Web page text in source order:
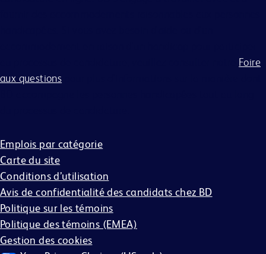
Foire
aux questions
Emplois par catégorie
Carte du site
Conditions d’utilisation
Avis de confidentialité des candidats chez BD
Politique sur les témoins
Politique des témoins (EMEA)
Gestion des cookies